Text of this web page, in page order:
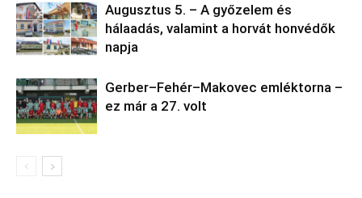
Augusztus 5. – A győzelem és
hálaadás, valamint a horvát honvédők
napja
Gerber–Fehér–Makovec emléktorna –
ez már a 27. volt